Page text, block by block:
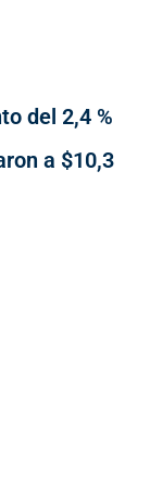
del 2,4 %
a $10,3